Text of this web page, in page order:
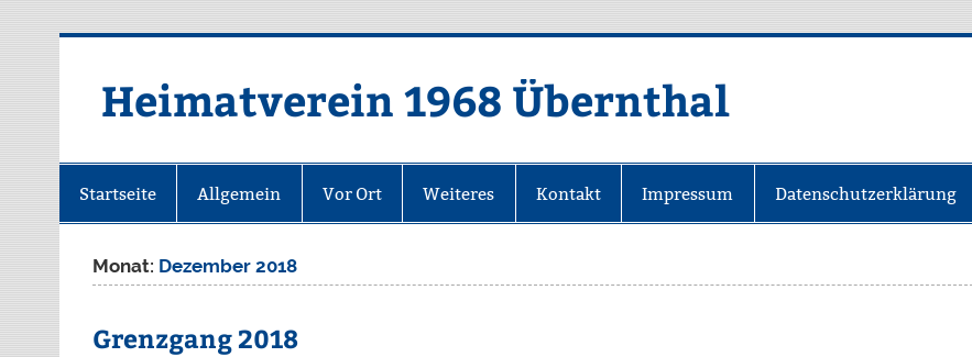
Heimatverein 1968 Übernthal
Startseite Allgemein Vor Ort Weiteres Kontakt Impressum Datenschutzerklärung
Monat: Dezember 2018
Grenzgang 2018